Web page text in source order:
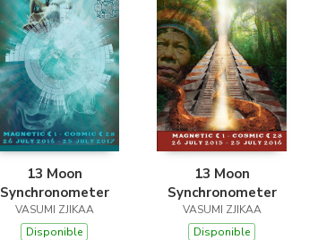
13 Moon
Synchronometer
VASUMI ZJIKAA
Disponible
13 Moon
Synchronometer
VASUMI ZJIKAA
Disponible